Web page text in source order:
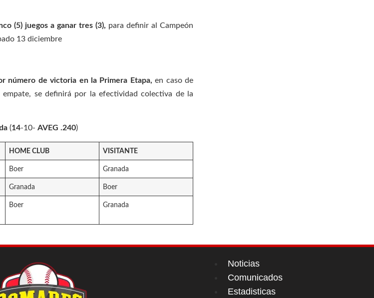
(5) juegos a ganar tres (3), para definir al Campeón
13 diciembre
número de victoria en la Primera Etapa,en caso de
se definirá por la efectividad colectiva de la
(14-10- AVEG .240)
HOME CLUB VISITANTE
Boer Granada
Granada Boer
Boer Granada
Noticias
Comunicados
Estadisticas